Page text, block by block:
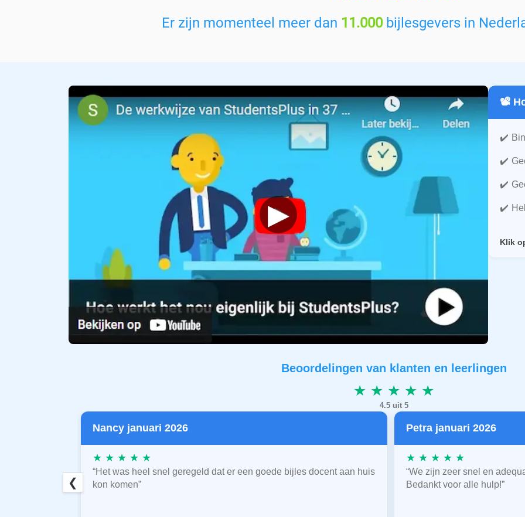
e
n
Er zijn momenteel meer dan 11.000bijlesgevers in
▶
📽️
Klik
Beoordelingen van klanten en leerlingen
★ ★ ★ ★ ★
4.5 uit 5
Nancy januari 2026
★ ★ ★ ★ ★
“Het was heel snel geregeld dat er een goede bijles docent aan huis
kon komen”
Petra januari 2026
★ ★ ★ ★ ★
“We zijn zeer snel en
Bedankt voor alle hulp!”
❮